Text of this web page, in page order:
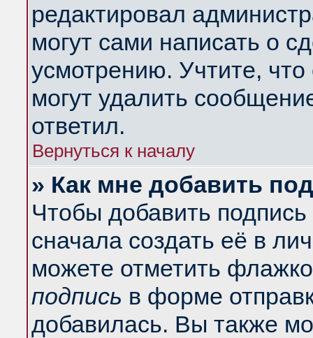
редактировал
могут сами написать о
усмотрению. Учтите,
могут удалить
ответил.
Вернуться к началу
» Как мне добавить
Чтобы добавить
сначала создать её в
можете отметить
подпись в форме
добавилась. Вы также